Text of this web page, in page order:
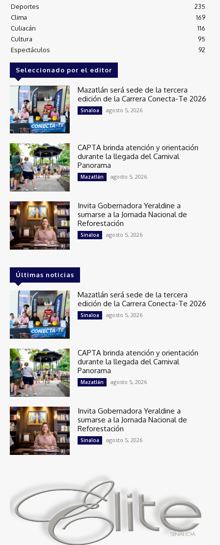
Deportes
235
Clima
169
Culiacán
116
Cultura
95
Espectáculos
92
Seleccionado por el editor
Mazatlán será sede de la tercera
edición de la Carrera Conecta-Te 2026
Sinaloa agosto 5, 2026
CAPTA brinda atención y orientación
durante la llegada del Carnival
Panorama
Mazatlán agosto 5, 2026
Invita Gobernadora Yeraldine a
sumarse a la Jornada Nacional de
Reforestación
Sinaloa agosto 5, 2026
Últimas noticias
Mazatlán será sede de la tercera
edición de la Carrera Conecta-Te 2026
Sinaloa agosto 5, 2026
CAPTA brinda atención y orientación
durante la llegada del Carnival
Panorama
Mazatlán agosto 5, 2026
Invita Gobernadora Yeraldine a
sumarse a la Jornada Nacional de
Reforestación
Sinaloa agosto 5, 2026